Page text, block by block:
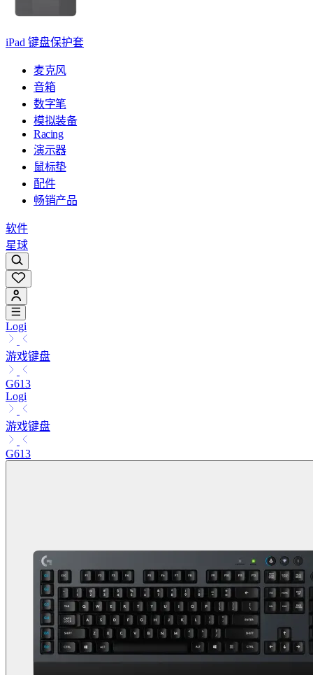
iPad 键盘保护套
麦克风
音箱
数字笔
模拟装备
Racing
演示器
鼠标垫
配件
畅销产品
软件
星球
Logi
游戏键盘
G613
Logi
游戏键盘
G613